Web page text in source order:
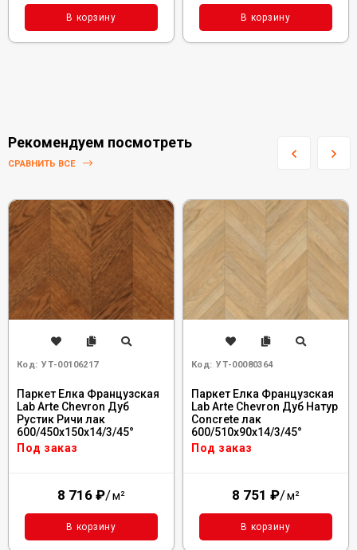
В корзину В корзину
Рекомендуем посмотреть
СРАВНИТЬ ВСЕ
Код: УТ-00106217
Паркет Елка Французская
Lab Arte Chevron Дуб
Рустик Ричи лак
600/450х150х14/3/45°
Под заказ
8 716 ₽/м²
В корзину
Код: УТ-00080364
Паркет Елка Французская
Lab Arte Chevron Дуб Натур
Concrete лак
600/510х90х14/3/45°
Под заказ
8 751 ₽/м²
В корзину